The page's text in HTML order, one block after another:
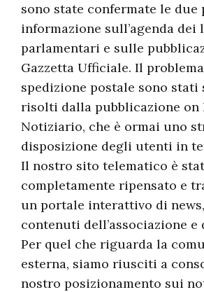
sono state confermate le due
informazione sull’agenda dei
parlamentari e sulle
Gazzetta Ufficiale. Il
spedizione postale sono stati
risolti dalla pubblicazione on
Notiziario, che è ormai uno
disposizione degli utenti in
Il nostro sito telematico è
completamente ripensato e
un portale interattivo di
contenuti dell’associazione e
Per quel che riguarda la
esterna, siamo riusciti a
nostro posizionamento sui